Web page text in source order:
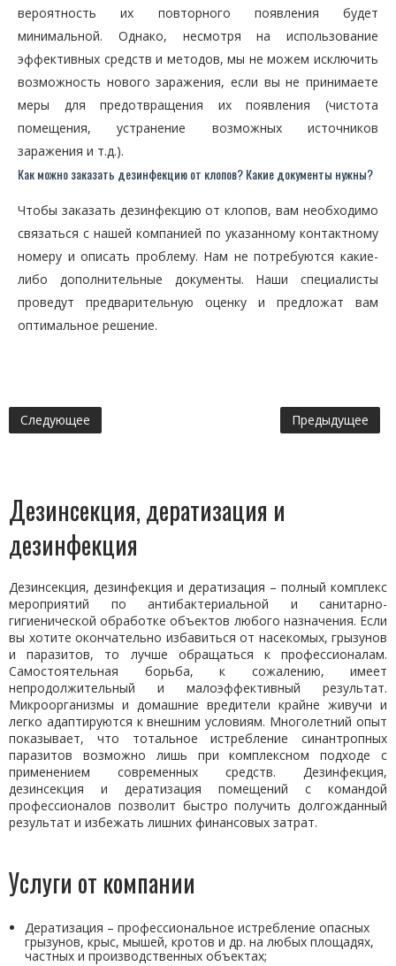
вероятность их повторного появления будет
минимальной. Однако, несмотря на использование
эффективных средств и методов, мы не можем исключить
возможность нового заражения, если вы не принимаете
меры для предотвращения их появления (чистота
помещения, устранение возможных источников
заражения и т.д.).
Как можно заказать дезинфекцию от клопов? Какие документы нужны?
Чтобы заказать дезинфекцию от клопов, вам необходимо
связаться с нашей компанией по указанному контактному
номеру и описать проблему. Нам не потребуются какие-
либо дополнительные документы. Наши специалисты
проведут предварительную оценку и предложат вам
оптимальное решение.
Следующее Предыдущее
Дезинсекция, дератизация и
дезинфекция
Дезинсекция, дезинфекция и дератизация – полный комплекс
мероприятий по антибактериальной и санитарно-
гигиенической обработке объектов любого назначения. Если
вы хотите окончательно избавиться от насекомых, грызунов
и паразитов, то лучше обращаться к профессионалам.
Самостоятельная борьба, к сожалению, имеет
непродолжительный и малоэффективный результат.
Микроорганизмы и домашние вредители крайне живучи и
легко адаптируются к внешним условиям. Многолетний опыт
показывает, что тотальное истребление синантропных
паразитов возможно лишь при комплексном подходе с
применением современных средств. Дезинфекция,
дезинсекция и дератизация помещений с командой
профессионалов позволит быстро получить долгожданный
результат и избежать лишних финансовых затрат.
Услуги от компании
Дератизация – профессиональное истребление опасных
грызунов, крыс, мышей, кротов и др. на любых площадях,
частных и производственных объектах;